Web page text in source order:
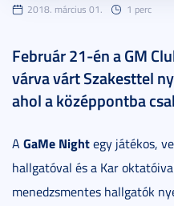
2018. március 01. 1 perc
Február 21-én a GM
várva várt Szakesttel
ahol a középpontba
A GaMe Nightegy játékos,
hallgatóval és a Kar
menedzsmentes hallgatók